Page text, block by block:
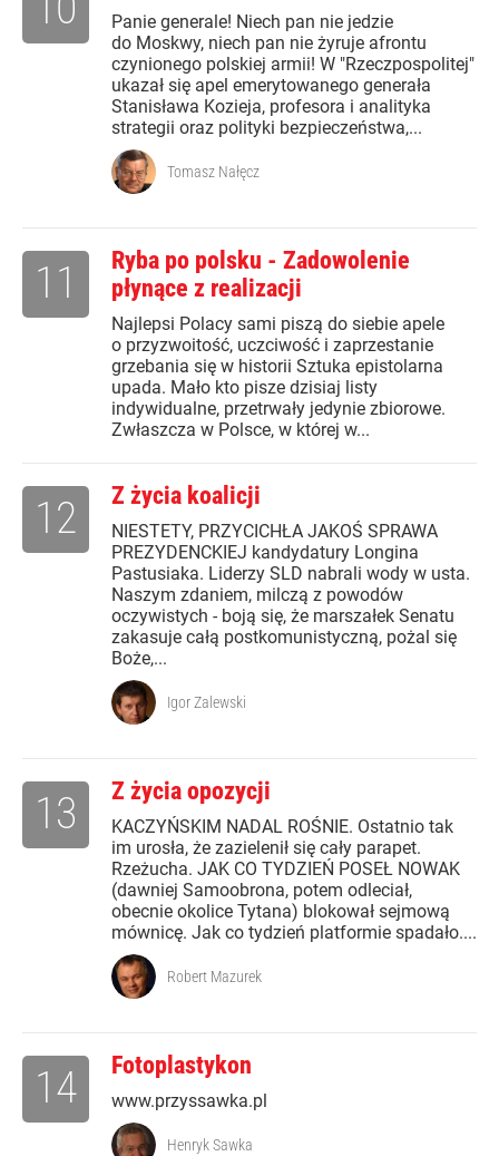
Panie generale! Niech pan nie jedzie
do Moskwy, niech pan nie żyruje afrontu
czynionego polskiej armii! W "Rzeczpospolitej"
ukazał się apel emerytowanego generała
Stanisława Kozieja, profesora i analityka
strategii oraz polityki bezpieczeństwa,...
Tomasz Nałęcz
Ryba po polsku - Zadowolenie
płynące z realizacji
Najlepsi Polacy sami piszą do siebie apele
o przyzwoitość, uczciwość i zaprzestanie
grzebania się w historii Sztuka epistolarna
upada. Mało kto pisze dzisiaj listy
indywidualne, przetrwały jedynie zbiorowe.
Zwłaszcza w Polsce, w której w...
11
Z życia koalicji
NIESTETY, PRZYCICHŁA JAKOŚ SPRAWA
PREZYDENCKIEJ kandydatury Longina
Pastusiaka. Liderzy SLD nabrali wody w usta.
Naszym zdaniem, milczą z powodów
oczywistych - boją się, że marszałek Senatu
zakasuje całą postkomunistyczną, pożal się
Boże,...
12
Igor Zalewski
Z życia opozycji
KACZYŃSKIM NADAL ROŚNIE. Ostatnio tak
im urosła, że zazielenił się cały parapet.
Rzeżucha. JAK CO TYDZIEŃ POSEŁ NOWAK
(dawniej Samoobrona, potem odleciał,
obecnie okolice Tytana) blokował sejmową
mównicę. Jak co tydzień platformie spadało....
13
Robert Mazurek
Fotoplastykon
www.przyssawka.pl
14
Henryk Sawka